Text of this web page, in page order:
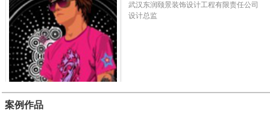
武汉东润颐景装饰设计工程有限责任公司
设计总监
案例作品